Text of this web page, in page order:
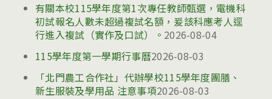
有關本校115學年度第1次專任教師甄選，電機科
初試報名人數未超過複試名額，爰該科應考人逕
行進入複試（實作及口試）。 2026-08-04
115學年度第一學期行事曆2026-08-03
「北門農工合作社」代辦學校115學年度團膳、
新生服裝及學用品 注意事項2026-08-03